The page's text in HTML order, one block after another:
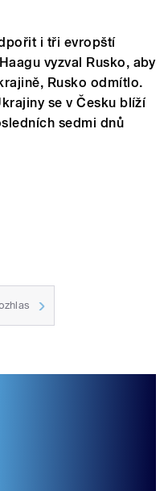
i tři evropští
vyzval Rusko, aby
Rusko odmítlo.
se v Česku blíží
sedmi dnů